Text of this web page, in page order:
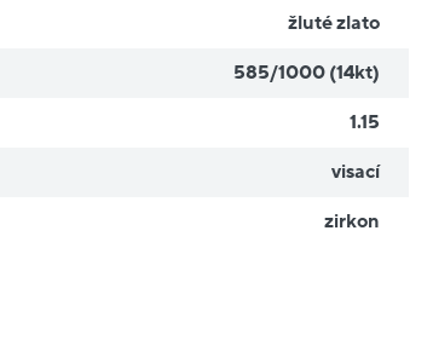
žluté zlato
585/1000 (14kt)
1.15
visací
zirkon